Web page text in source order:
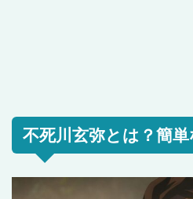
不死川玄弥とは？簡